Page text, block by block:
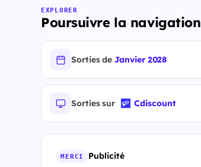
EXPLORER
Poursuivre la navigation
Sorties deJanvier 2028
Sorties sur Cdiscount
MERCI Publicité